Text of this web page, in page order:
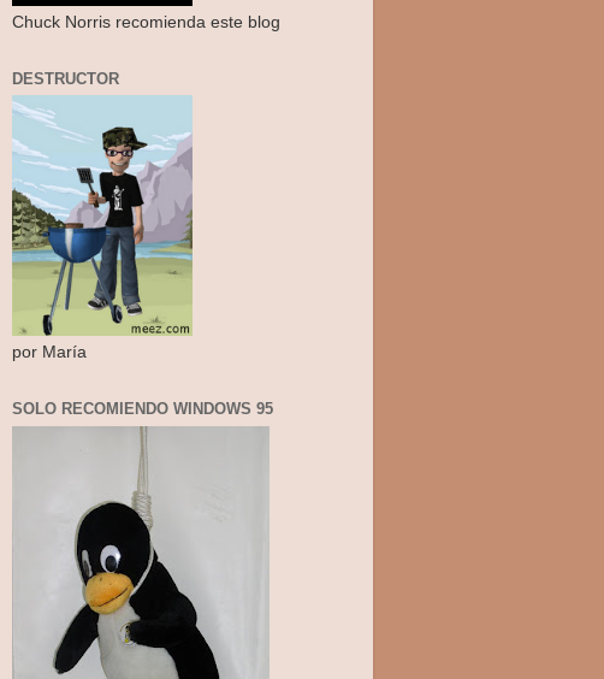
Chuck Norris recomienda este blog
DESTRUCTOR
por María
SOLO RECOMIENDO WINDOWS 95